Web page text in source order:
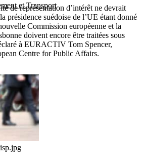
et Transport
de représentation d’intérêt ne devrait
présidence suédoise de l’UE étant donné
Commission européenne et la
doivent encore être traitées sous
à EURACTIV Tom Spencer,
Centre for Public Affairs.